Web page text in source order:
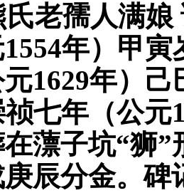
老孺人满
1554年）甲寅
1629年）己
七年（公元
薸子坑“狮
辰分金。碑